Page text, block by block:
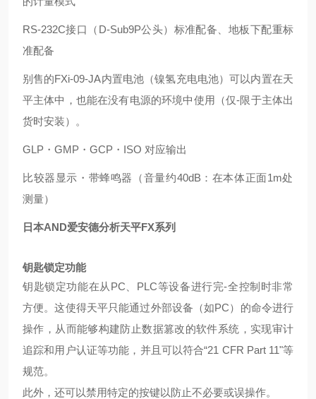
RS-232C接口（D-Sub9P公头）标准配备、地板下配重标
准配备
别售的FXi-09-JA内置电池（镍氢充电电池）可以内置在天
平主体中，也能在没有电源的环境中使用（仅-限于主体出
货时安装）。
GLP・GMP・GCP・ISO 对应输出
比较器显示・带蜂鸣器（音量约40dB：在本体正面1m处
测量）
日本AND爱安德分析天平FX系列
钥匙锁定功能
钥匙锁定功能在从PC、PLC等设备进行完-全控制时非常
方便。这使得天平只能通过外部设备（如PC）的命令进行
操作，从而能够构建防止数据篡改的软件系统，实现审计
追踪和用户认证等功能，并且可以符合“21 CFR Part 11"等
规范。
此外，还可以禁用特定的按键以防止不必要或误操作。